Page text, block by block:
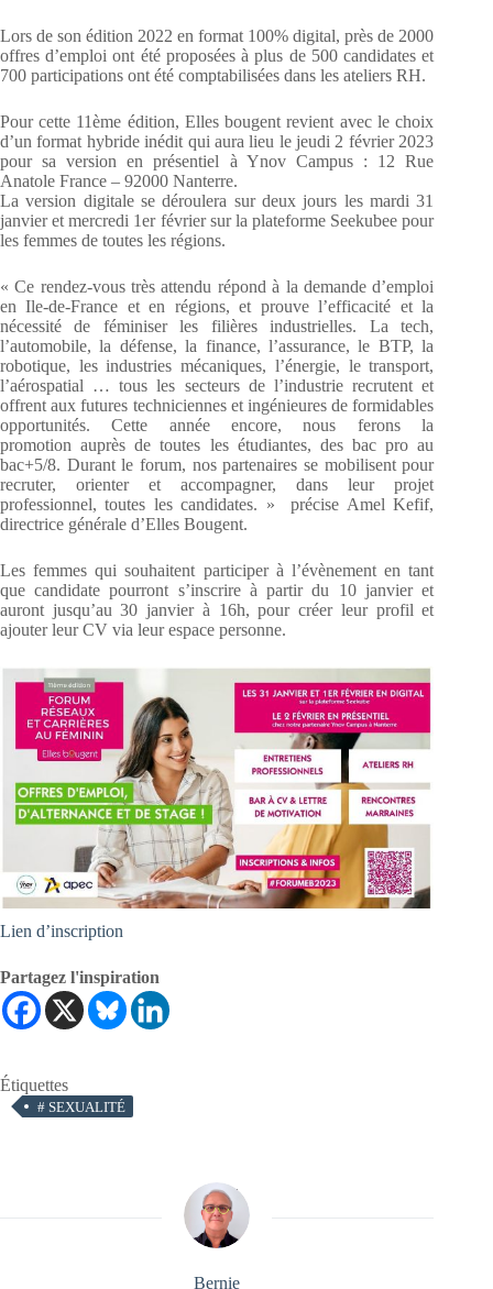
Lors de son édition 2022 en format 100% digital, près de 2000
offres d’emploi ont été proposées à plus de 500 candidates et
700 participations ont été comptabilisées dans les ateliers RH.
Pour cette 11ème édition, Elles bougent revient avec le choix
d’un format hybride inédit qui aura lieu le jeudi 2 février 2023
pour sa version en présentiel à Ynov Campus : 12 Rue
Anatole France – 92000 Nanterre.
La version digitale se déroulera sur deux jours les mardi 31
janvier et mercredi 1er février sur la plateforme Seekubee pour
les femmes de toutes les régions.
« Ce rendez-vous très attendu répond à la demande d’emploi
en Ile-de-France et en régions, et prouve l’efficacité et la
nécessité de féminiser les filières industrielles. La tech,
l’automobile, la défense, la finance, l’assurance, le BTP, la
robotique, les industries mécaniques, l’énergie, le transport,
l’aérospatial … tous les secteurs de l’industrie recrutent et
offrent aux futures techniciennes et ingénieures de formidables
opportunités. Cette année encore, nous ferons la
promotion auprès de toutes les étudiantes, des bac pro au
bac+5/8. Durant le forum, nos partenaires se mobilisent pour
recruter, orienter et accompagner, dans leur projet
professionnel, toutes les candidates. » précise Amel Kefif,
directrice générale d’Elles Bougent.
Les femmes qui souhaitent participer à l’évènement en tant
que candidate pourront s’inscrire à partir du 10 janvier et
auront jusqu’au 30 janvier à 16h, pour créer leur profil et
ajouter leur CV via leur espace personne.
Lien d’inscription
Partagez l'inspiration
Étiquettes
# SEXUALITÉ
Bernie